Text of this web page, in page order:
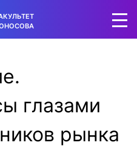
глазами
рынка